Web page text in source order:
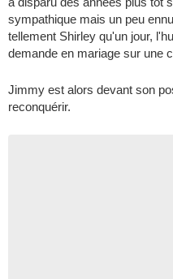
sympathique mais un peu
tellement Shirley qu'un jour,
demande en mariage sur une
Jimmy est alors devant son
reconquérir.